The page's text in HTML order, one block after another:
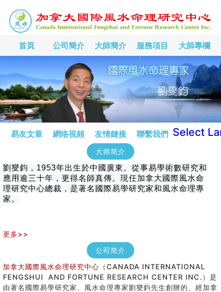
首頁 公司簡介 大師簡介 服務項目 大師專欄
易友文章 網络視頻 友情鏈接 聯繫我們 Select
大师简介
劉燮鈞，1953年出生於中國廣東。從事易學術數研究和
應用逾三十年，更得名師真傳。現任加拿大國際風水命
理研究中心總裁，是著名國際易學研究家和風水命理專
家。
更多>>
公司简介
加拿大國際風水命理研究中心 （CANADA INTERNATIONAL
FENGSHUI AND FORTUNE RESEARCH CENTER INC.）是
由著名國際易學研究家、風水命理專家劉燮鈞先生創辦的、經加拿